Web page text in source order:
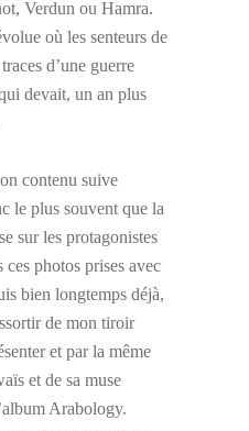
Verdun ou Hamra.
où les senteurs de
d’une guerre
devait, un an plus
contenu suive
le plus souvent que la
sur les protagonistes
ces photos prises avec
bien longtemps déjà,
de mon tiroir
et par la même
et de sa muse
Arabology.